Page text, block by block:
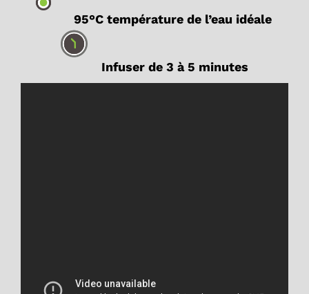
95°C température de l’eau idéale
Infuser de 3 à 5 minutes